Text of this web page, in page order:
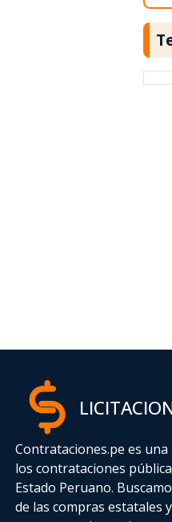
Contrataciones.pe es
los contrataciones
Estado Peruano.
de las compras estatales